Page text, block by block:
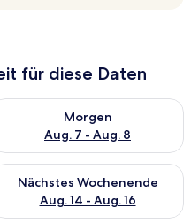
für diese Daten
Nacht, Aug. 6 - Aug. 7.
Morgen
Aug. 7 - Aug. 8
die Verfügbarkeit
Wochenende, Aug. 7
Nächstes Wochenende
Aug. 14 - Aug. 16
die Verfügbarkeit